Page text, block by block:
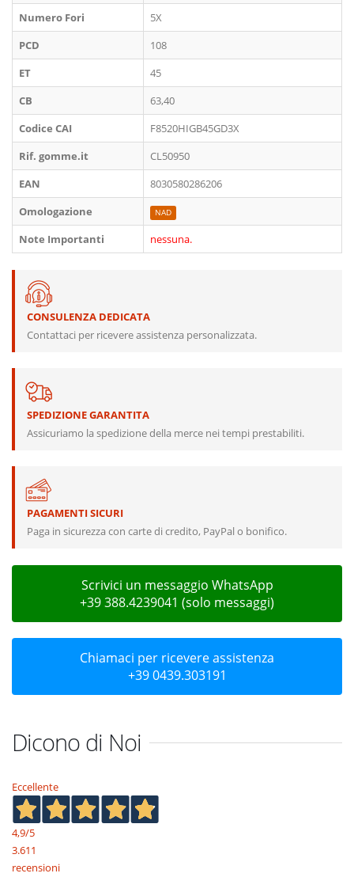
Numero Fori
5X
PCD
108
ET
45
CB
63,40
Codice CAI
F8520HIGB45GD3X
Rif. gomme.it
CL50950
EAN
8030580286206
Omologazione
NAD
Note Importanti nessuna.
CONSULENZA DEDICATA
Contattaci per ricevere assistenza personalizzata.
SPEDIZIONE GARANTITA
Assicuriamo la spedizione della merce nei tempi prestabiliti.
PAGAMENTI SICURI
Paga in sicurezza con carte di credito, PayPal o bonifico.
Scrivici un messaggio WhatsApp
+39 388.4239041 (solo messaggi)
Chiamaci per ricevere assistenza
+39 0439.303191
Dicono di Noi
Eccellente
4,9/5
3.611
recensioni